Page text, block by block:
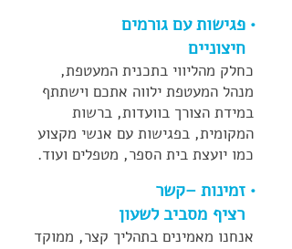
• פגישות עם גורמים
חיצוניים
כחלק מהליווי בתכנית המעטפת,
מנהל המעטפת ילווה אתכם וישתתף
במידת הצורך בוועדות, ברשות
המקומית, בפגישות עם אנשי מקצוע
כמו יועצת בית הספר, מטפלים ועוד.
• זמינות –קשר
רציף מסביב לשעון
אנחנו מאמינים בתהליך קצר, ממוקד